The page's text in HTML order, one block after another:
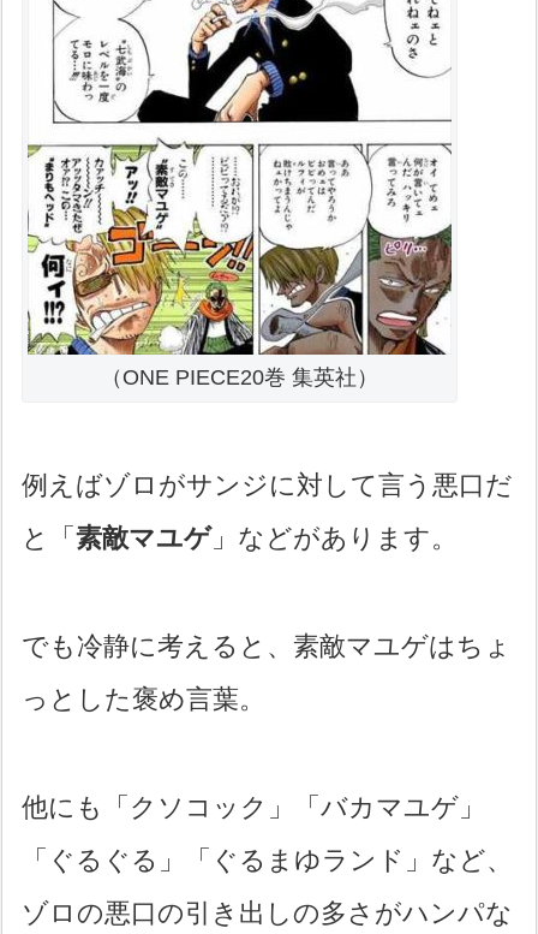
（ONE PIECE20巻 集英社）
例えばゾロがサンジに対して言う悪口だ
と「素敵マユゲ」などがあります。
でも冷静に考えると、素敵マユゲはちょ
っとした褒め言葉。
他にも「クソコック」「バカマユゲ」
「ぐるぐる」「ぐるまゆランド」など、
ゾロの悪口の引き出しの多さがハンパな